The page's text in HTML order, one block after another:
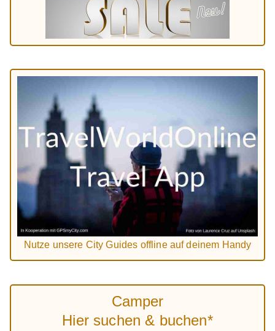
Nutze unsere City Guides offline auf deinem Handy
Camper
Hier suchen & buchen*